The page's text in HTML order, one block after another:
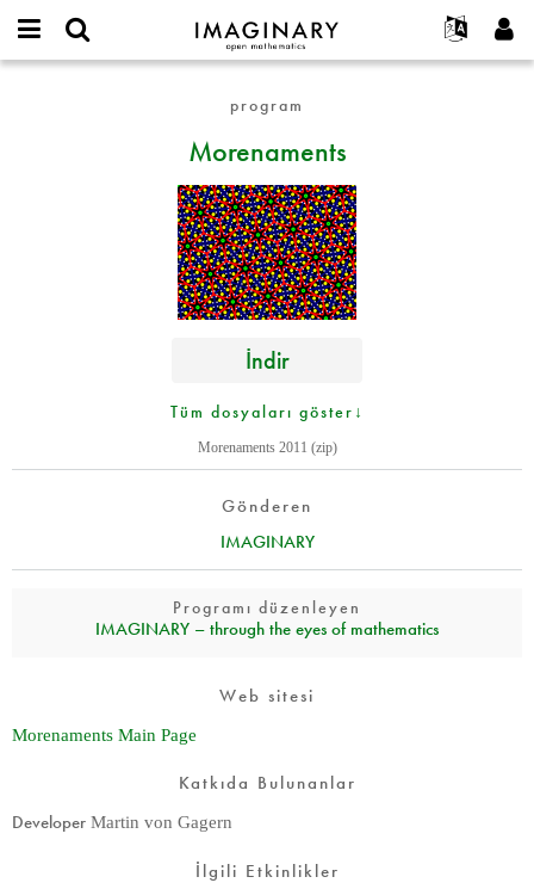
IMAGINARY
open
Français
Deutsch
한국어
Español
Türkçe
Programlar
Galeriler
Etkileşimli
Filmler
Metinler
Sergiler
Devamı...
Projeler
Katılım
İletişim
Yeni hesap oluştur
Yeni parola iste
program
Morenaments
İndir
Tüm dosyaları göster↓
Morenaments 2011 (zip)
Gönderen
IMAGINARY
Programı düzenleyen
IMAGINARY – through the eyes of mathematics
Web sitesi
Morenaments Main Page
Katkıda Bulunanlar
Developer Martin von Gagern
İlgili Etkinlikler